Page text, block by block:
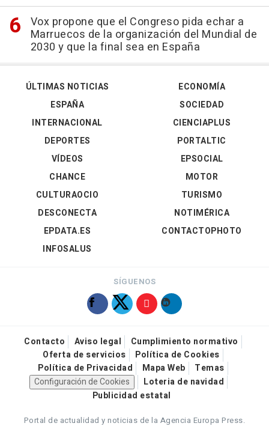
Vox propone que el Congreso pida echar a
Marruecos de la organización del Mundial de
2030 y que la final sea en España
ÚLTIMAS NOTICIAS
ESPAÑA
INTERNACIONAL
DEPORTES
VÍDEOS
ECONOMÍA
SOCIEDAD
CIENCIAPLUS
PORTALTIC
EPSOCIAL
CHANCE
CULTURAOCIO
DESCONECTA
EPDATA.ES
INFOSALUS
MOTOR
TURISMO
NOTIMÉRICA
CONTACTOPHOTO
SÍGUENOS
Contacto Aviso legal
Cumplimiento normativo
Oferta de servicios
Política de Cookies
Política de Privacidad
Mapa Web
Temas
Configuración de Cookies
Loteria de navidad
Publicidad estatal
Portal de actualidad y noticias de la Agencia Europa Press.